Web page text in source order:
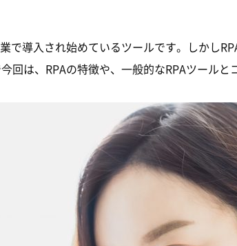
で導入され始めているツールです。しかし
は、RPAの特徴や、一般的なRPAツールと